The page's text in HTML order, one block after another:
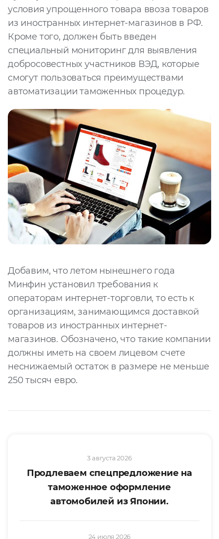
условия упрощенного товара ввоза товаров
из иностранных интернет-магазинов в РФ.
Кроме того, должен быть введен
специальный мониторинг для выявления
добросовестных участников ВЭД, которые
смогут пользоваться преимуществами
автоматизации таможенных процедур.
Добавим, что летом нынешнего года
Минфин установил требования к
операторам интернет-торговли, то есть к
организациям, занимающимся доставкой
товаров из иностранных интернет-
магазинов. Обозначено, что такие компании
должны иметь на своем лицевом счете
неснижаемый остаток в размере не меньше
250 тысяч евро.
3 августа 2026
Продлеваем спецпредложение на
таможенное оформление
автомобилей из Японии.
24 июля 2026